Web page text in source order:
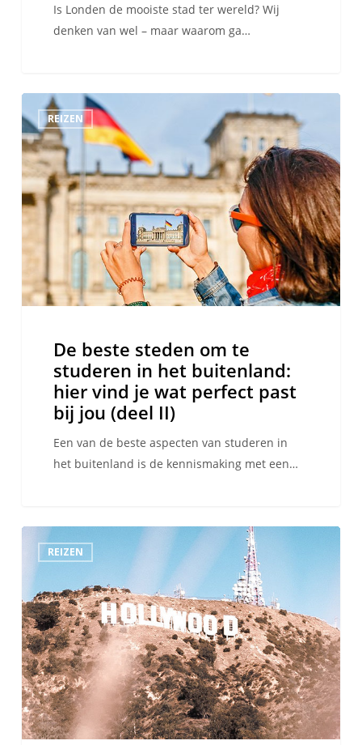
Is Londen de mooiste stad ter wereld? Wij
denken van wel – maar waarom ga…
beste
steden
om
te
studeren
in
het
buitenland:
hier
perfect
REIZEN
De beste steden om te
studeren in het buitenland:
hier vind je wat perfect past
bij jou (deel II)
Een van de beste aspecten van studeren in
het buitenland is de kennismaking met een…
reisfilms:
een
film
voor
elke
bestemming
REIZEN